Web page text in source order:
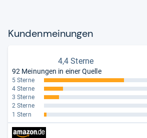
Kun­den­mei­nun­gen
4,4 Sterne
92 Meinungen in einer Quelle
5 Sterne
4 Sterne
3 Sterne
2 Sterne
1 Stern